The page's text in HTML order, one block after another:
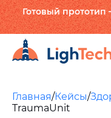
Готовый
Главная/Кейсы/
TraumaUnit